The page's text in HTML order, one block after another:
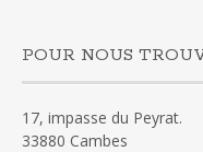
POUR NOUS
17, impasse du Peyrat.
33880 Cambes